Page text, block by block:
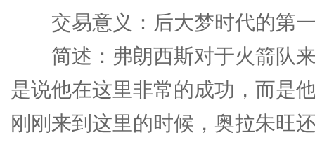
交易意义：后大梦时代的第
简述：弗朗西斯对于火箭队来
是说他在这里非常的成功，而是
刚刚来到这里的时候，奥拉朱旺